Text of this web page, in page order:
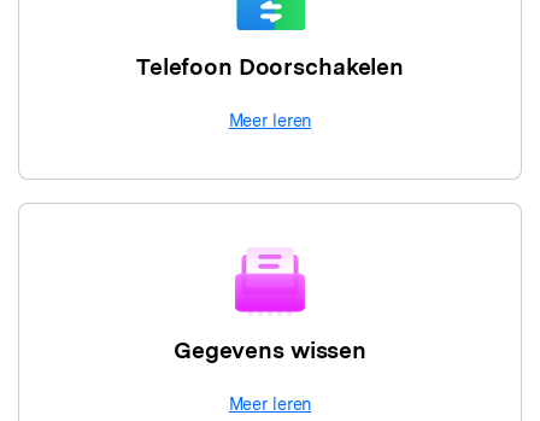
Telefoon Doorschakelen
Meer leren
Gegevens wissen
Meer leren